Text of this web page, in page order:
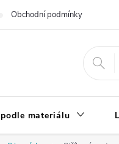
Obchodní podmínky
materiálu